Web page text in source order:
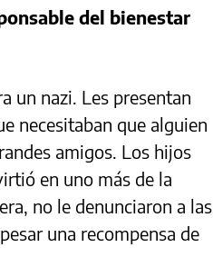
del bienestar
un nazi. Les presentan
necesitaban que alguien
amigos. Los hijos
en uno más de la
no le denunciaron a las
una recompensa de